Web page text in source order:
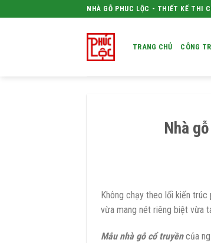
to
NHÀ GỖ PHUC LỘC - THIẾT KẾ THI
TRANG CHỦ CÔNG
Nhà
Không chạy theo lối kiến
vừa mang nét riêng biệt vừa
Mẫu nhà gỗ cổ truyềncủa